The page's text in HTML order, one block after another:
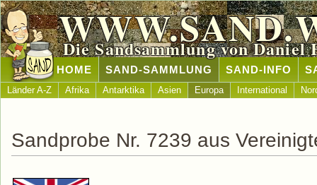
Die Sandsammlung von Daniel
HOME SAND-SAMMLUNG SAND-INFO
Länder A-Z Afrika Antarktika Asien Europa International
Sandprobe Nr. 7239 aus